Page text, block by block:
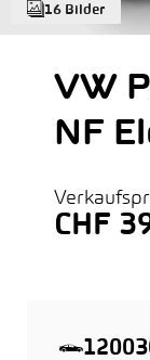
16 Bilder
VW
NF
CHF